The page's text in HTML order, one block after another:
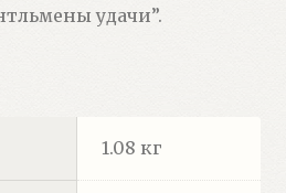
удачи”.
1.08 кг